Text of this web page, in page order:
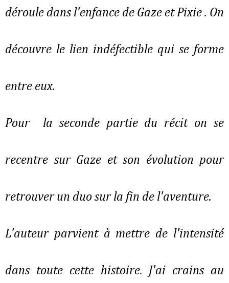
déroule dans l'enfance de Gaze et Pixie . On
découvre le lien indéfectible qui se forme
entre eux.
Pour la seconde partie du récit on se
recentre sur Gaze et son évolution pour
retrouver un duo sur la fin de l'aventure.
L'auteur parvient à mettre de l'intensité
dans toute cette histoire. J'ai crains au